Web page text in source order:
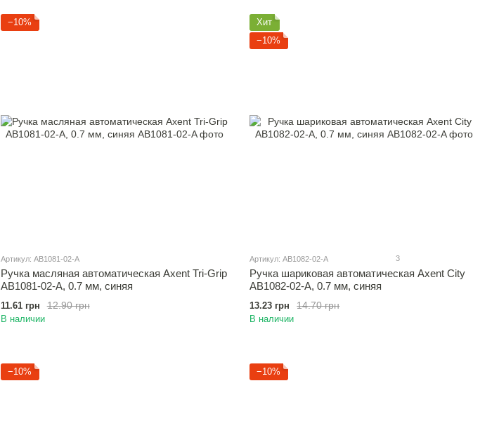
−10%
Артикул: AB1081-02-A
Ручка масляная автоматическая Axent Tri-Grip
AB1081-02-A, 0.7 мм, синяя
12.90 грн
11.61 грн
В наличии
Хит
−10%
Артикул: AB1082-02-A 3
Ручка шариковая автоматическая Axent City
AB1082-02-A, 0.7 мм, синяя
14.70 грн
13.23 грн
В наличии
−10% −10%